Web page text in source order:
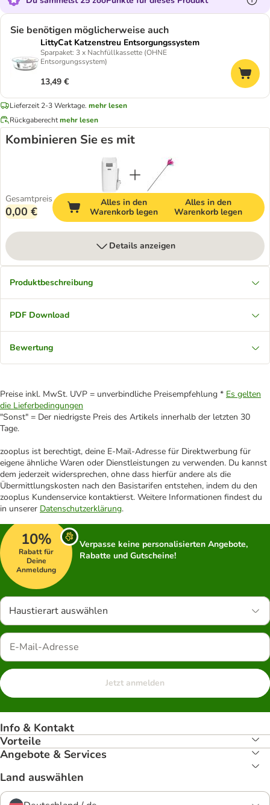
Sie benötigen möglicherweise auch
LittyCat Katzenstreu Entsorgungssystem
Sparpaket: 3 x Nachfüllkassette (OHNE
Entsorgungssystem)
13,49 €
Lieferzeit 2-3 Werktage. mehr lesen
Rückgaberechtmehr lesen
Kombinieren Sie es mit
Gesamtpreis
0,00 €
Alles in den
Warenkorb legen
Alles in den
Warenkorb legen
Details anzeigen
Produktbeschreibung
PDF Download
Bewertung
Preise inkl. MwSt. UVP = unverbindliche Preisempfehlung * Es gelten
die Lieferbedingungen
"Sonst" = Der niedrigste Preis des Artikels innerhalb der letzten 30
Tage.
zooplus ist berechtigt, deine E-Mail-Adresse für Direktwerbung für
eigene ähnliche Waren oder Dienstleistungen zu verwenden. Du kannst
dem jederzeit widersprechen, ohne dass hierfür andere als die
Übermittlungskosten nach den Basistarifen entstehen, indem du den
zooplus Kundenservice kontaktierst. Weitere Informationen findest du
in unserer Datenschutzerklärung.
10%
Rabatt für
Deine
Anmeldung
Verpasse keine personalisierten Angebote,
Rabatte und Gutscheine!
Haustierart auswählen
Jetzt anmelden
Info & Kontakt
Vorteile
Angebote & Services
Land auswählen